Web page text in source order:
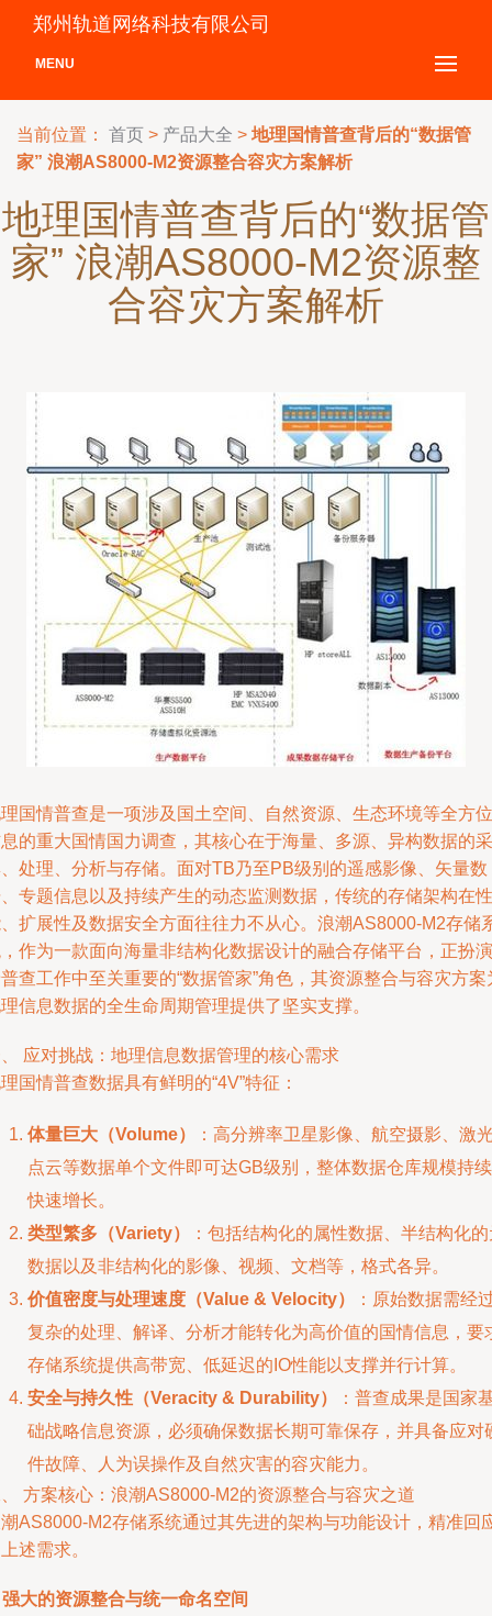
郑州轨道网络科技有限公司
MENU
当前位置： 首页 > 产品大全 > 地理国情普查背后的“数据管
家” 浪潮AS8000-M2资源整合容灾方案解析
地理国情普查背后的“数据管
家” 浪潮AS8000-M2资源整
合容灾方案解析
国情普查是一项涉及国土空间、自然资源、生态环境等全方位
的重大国情国力调查，其核心在于海量、多源、异构数据的采
处理、分析与存储。面对TB乃至PB级别的遥感影像、矢量数
专题信息以及持续产生的动态监测数据，传统的存储架构在性
扩展性及数据安全方面往往力不从心。浪潮AS8000-M2存储
作为一款面向海量非结构化数据设计的融合存储平台，正扮演
查工作中至关重要的“数据管家”角色，其资源整合与容灾方案
信息数据的全生命周期管理提供了坚实支撑。
应对挑战：地理信息数据管理的核心需求
国情普查数据具有鲜明的“4V”特征：
体量巨大（Volume）
：高分辨率卫星影像、航空摄影、激
点云等数据单个文件即可达GB级别，整体数据仓库规模持续
快速增长。
类型繁多（Variety）
：包括结构化的属性数据、半结构化
数据以及非结构化的影像、视频、文档等，格式各异。
价值密度与处理速度（Value & Velocity）
：原始数据需经
复杂的处理、解译、分析才能转化为高价值的国情信息，要
存储系统提供高带宽、低延迟的IO性能以支撑并行计算。
安全与持久性（Veracity & Durability）
：普查成果是国家
础战略信息资源，必须确保数据长期可靠保存，并具备应对
件故障、人为误操作及自然灾害的容灾能力。
方案核心：浪潮AS8000-M2的资源整合与容灾之道
AS8000-M2存储系统通过其先进的架构与功能设计，精准回
述需求。
大的资源整合与统一命名空间